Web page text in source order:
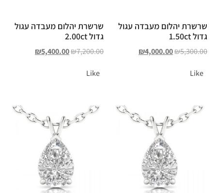
שרשרת יהלום מעבדה עגול
גדול 1.50ct
₪5,300.00
₪4,000.00
Like
שרשרת יהלום מעבדה עגול
גדול 2.00ct
₪7,200.00
₪5,400.00
Like